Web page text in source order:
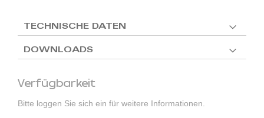
Verfügbarkeit
Bitte loggen Sie sich ein für weitere Informationen.
TECHNISCHE DATEN
DOWNLOADS